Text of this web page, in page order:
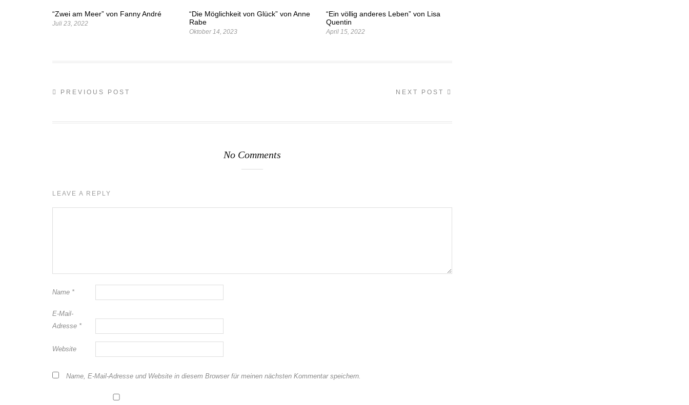
“Zwei am Meer” von Fanny André
Juli 23, 2022
“Die Möglichkeit von Glück” von Anne
Rabe
Oktober 14, 2023
“Ein völlig anderes Leben” von Lisa
Quentin
April 15, 2022
PREVIOUS POST NEXT POST
No Comments
LEAVE A REPLY
Name *
E-Mail-
Adresse *
Website
Name, E-Mail-Adresse und Website in diesem Browser für meinen nächsten Kommentar speichern.